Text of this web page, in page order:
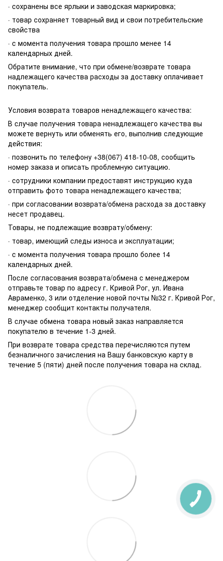
· сохранены все ярлыки и заводская маркировка;
· товар сохраняет товарный вид и свои потребительские
свойства
· с момента получения товара прошло менее 14
календарных дней.
Обратите внимание, что при обмене/возврате товара
надлежащего качества расходы за доставку оплачивает
покупатель.
Условия возврата товаров ненадлежащего качества:
В случае получения товара ненадлежащего качества вы
можете вернуть или обменять его, выполнив следующие
действия:
· позвонить по телефону +38(067) 418-10-08, сообщить
номер заказа и описать проблемную ситуацию.
· сотрудники компании предоставят инструкцию куда
отправить фото товара ненадлежащего качества;
· при согласовании возврата/обмена расхода за доставку
несет продавец.
Товары, не подлежащие возврату/обмену:
· товар, имеющий следы износа и эксплуатации;
· с момента получения товара прошло более 14
календарных дней.
После согласования возврата/обмена с менеджером
отправьте товар по адресу г. Кривой Рог, ул. Ивана
Авраменко, 3 или отделение новой почты №32 г. Кривой Рог,
менеджер сообщит контакты получателя.
В случае обмена товара новый заказ направляется
покупателю в течение 1-3 дней.
При возврате товара средства перечисляются путем
безналичного зачисления на Вашу банковскую карту в
течение 5 (пяти) дней после получения товара на склад.